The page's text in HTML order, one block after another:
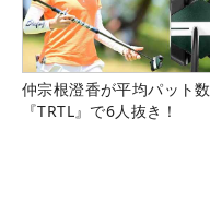
仲宗根澄香が平均パット数
『TRTL』で6人抜き！